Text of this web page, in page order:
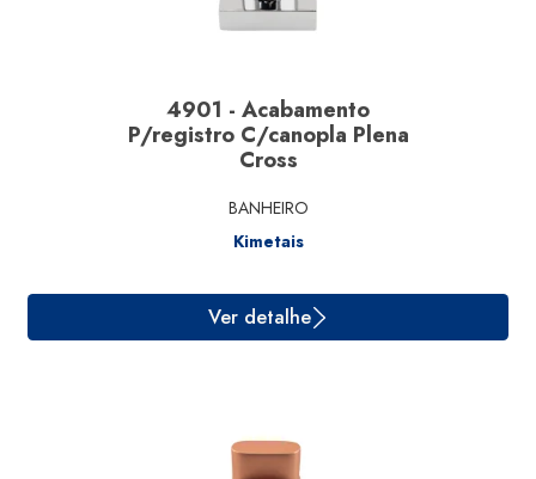
4901 - Acabamento
P/registro C/canopla Plena
Cross
BANHEIRO
Kimetais